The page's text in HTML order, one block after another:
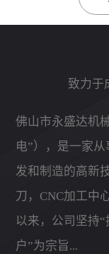
致力于
佛山市永盛达机
电”），是一家
发和制造的高新
刀，CNC加工中
以来，公司坚持
户”为宗旨...